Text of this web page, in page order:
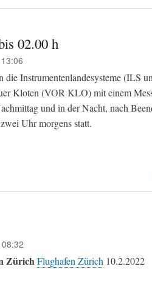
02.00 h
Instrumentenlandesysteme (ILS
Kloten (VOR KLO) mit einem
und in der Nacht, nach
Uhr morgens statt.
ZürichFlughafen Zürich 10.2.2022